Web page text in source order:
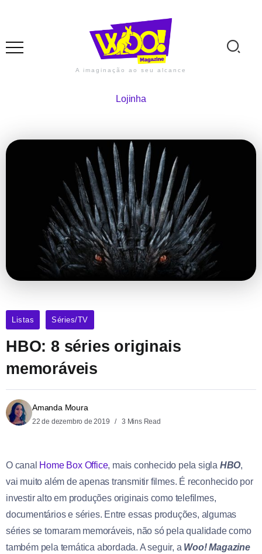
A imaginação ao seu alcance
Lojinha
Listas Séries/TV
HBO: 8 séries originais
memoráveis
Amanda Moura
22 de dezembro de 2019 3 Mins Read
O canal Home Box Office, mais conhecido pela sigla HBO,
vai muito além de apenas transmitir filmes. É reconhecido por
investir alto em produções originais como telefilmes,
documentários e séries. Entre essas produções, algumas
séries se tornaram memoráveis, não só pela qualidade como
também pela temática abordada. A seguir, a Woo! Magazine